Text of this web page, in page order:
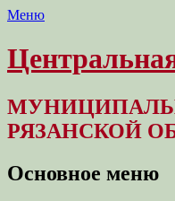
Меню
РЯЗАНСКОЙ
Основное меню